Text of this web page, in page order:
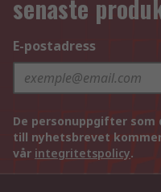
senaste
E-postadress
De personuppgifter som
till nyhetsbrevet
vår integritetspolicy.